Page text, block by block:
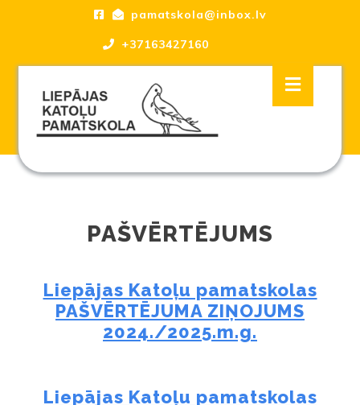
pamatskola@inbox.lv
+37163427160
Open
PAŠVĒRTĒJUMS
Liepājas Katoļu pamatskolas
PAŠVĒRTĒJUMA ZIŅOJUMS
2024./2025.m.g.
Liepājas Katoļu pamatskolas